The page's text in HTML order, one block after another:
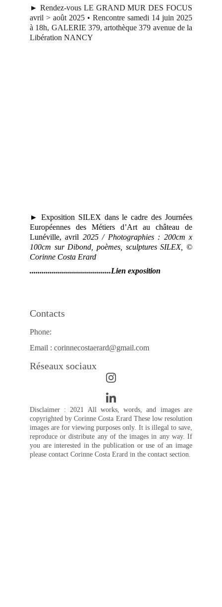
► Rendez-vous LE GRAND MUR DES FOCUS
avril > août 2025 • Rencontre samedi 14 juin 2025
à 18h, GALERIE 379, artothèque 379 avenue de la
Libération NANCY
► Exposition SILEX dans le cadre des Journées
Européennes des Métiers d’Art au château de
Lunéville, avril 2025 / Photographies : 200cm x
100cm sur Dibond, poèmes, sculptures SILEX, ©
Corinne Costa Erard
.........................................Lien exposition
Phone:
Email : corinnecostaerard@gmail.com
Réseaux sociaux
Contacts
Disclaimer : 2021 All works, words, and images are
copyrighted by Corinne Costa Erard These low resolution
images are for viewing purposes only. It is illegal to save,
reproduce or distribute any of the images in any way. If
you are interested in the publication or use of an image
please contact Corinne Costa Erard in the contact section.